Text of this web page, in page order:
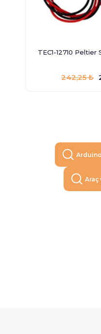
TEC1-12710 Peltier
242,25 ₺
Arduino
Araç